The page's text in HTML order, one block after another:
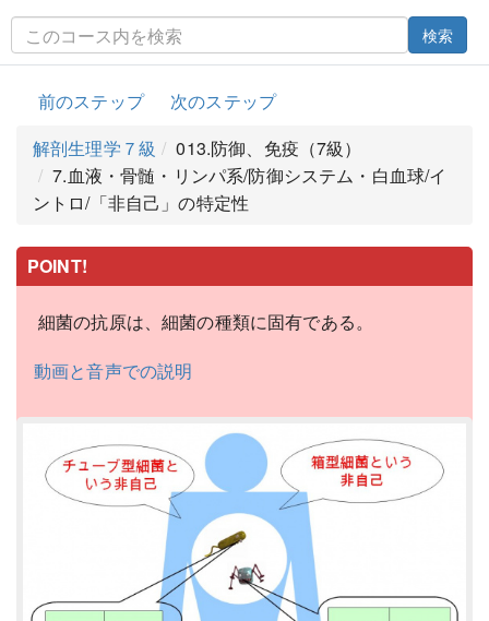
検索
前のステップ
次のステップ
解剖生理学７級
013.防御、免疫（7級）
7.血液・骨髄・リンパ系/防御システム・白血球/イ
ントロ/「非自己」の特定性
POINT!
細菌の抗原は、細菌の種類に固有である。
動画と音声での説明